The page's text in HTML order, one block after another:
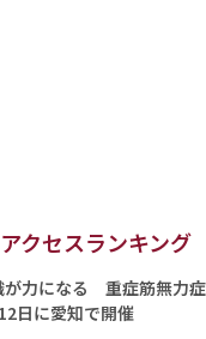
アクセスランキング
が力になる 重症筋無力
日に愛知で開催